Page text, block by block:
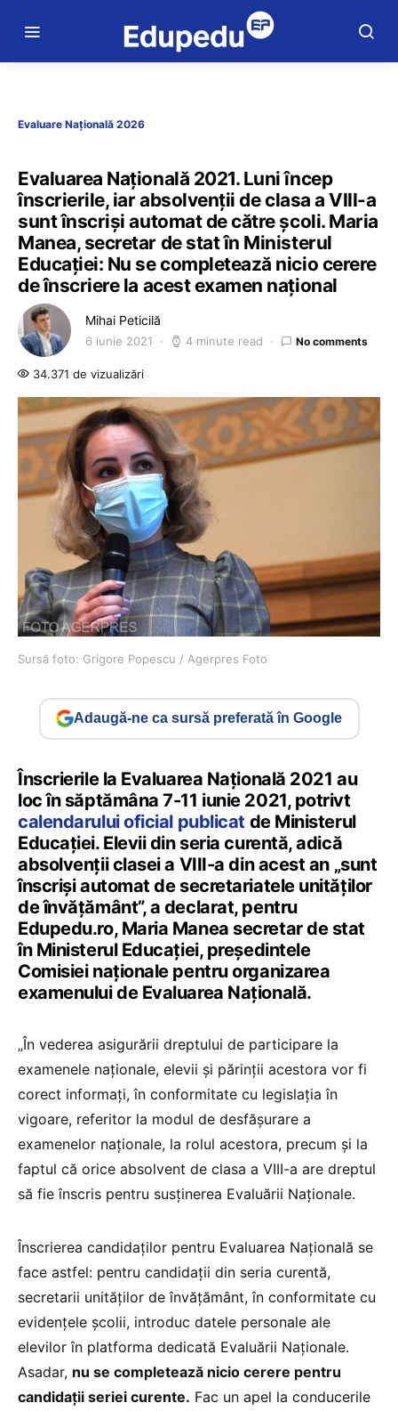
Evaluare Națională 2026
Evaluarea Națională 2021. Luni încep
înscrierile, iar absolvenții de clasa a VIII-a
sunt înscriși automat de către școli. Maria
Manea, secretar de stat în Ministerul
Educației: Nu se completează nicio cerere
de înscriere la acest examen național
Mihai Peticilă
6 iunie 2021 4 minute read No comments
34.371 de vizualizări
Sursă foto: Grigore Popescu / Agerpres Foto
Adaugă-ne ca sursă preferată în Google
Înscrierile la Evaluarea Națională 2021 au
loc în săptămâna 7-11 iunie 2021, potrivt
calendarului oficial publicat de Ministerul
Educației. Elevii din seria curentă, adică
absolvenții clasei a VIII-a din acest an „sunt
înscriși automat de secretariatele unităților
de învățământ”, a declarat, pentru
Edupedu.ro, Maria Manea secretar de stat
în Ministerul Educației, președintele
Comisiei naționale pentru organizarea
examenului de Evaluarea Națională.
„În vederea asigurării dreptului de participare la
examenele naționale, elevii și părinții acestora vor fi
corect informați, în conformitate cu legislația în
vigoare, referitor la modul de desfășurare a
examenelor naționale, la rolul acestora, precum și la
faptul că orice absolvent de clasa a VIII-a are dreptul
să fie înscris pentru susținerea Evaluării Naționale.
Înscrierea candidaților pentru Evaluarea Națională se
face astfel: pentru candidații din seria curentă,
secretarii unităților de învățământ, în conformitate cu
evidențele școlii, introduc datele personale ale
elevilor în platforma dedicată Evaluării Naționale.
Asadar, nu se completează nicio cerere pentru
candidații seriei curente. Fac un apel la conducerile